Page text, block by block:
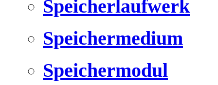
Speicherlaufwerk
Speichermedium
Speichermodul